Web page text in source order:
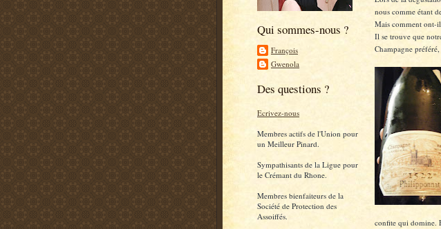
Qui sommes-nous ?
François
Gwenola
Des questions ?
Ecrivez-nous
Membres actifs de l'Union pour
un Meilleur Pinard.
Sympathisants de la Ligue pour
le Crémant du Rhone.
Membres bienfaiteurs de la
Société de Protection des
Assoiffés.
nous comme étant
Mais comment ont-
Il se trouve que
Champagne
confite qui domine.